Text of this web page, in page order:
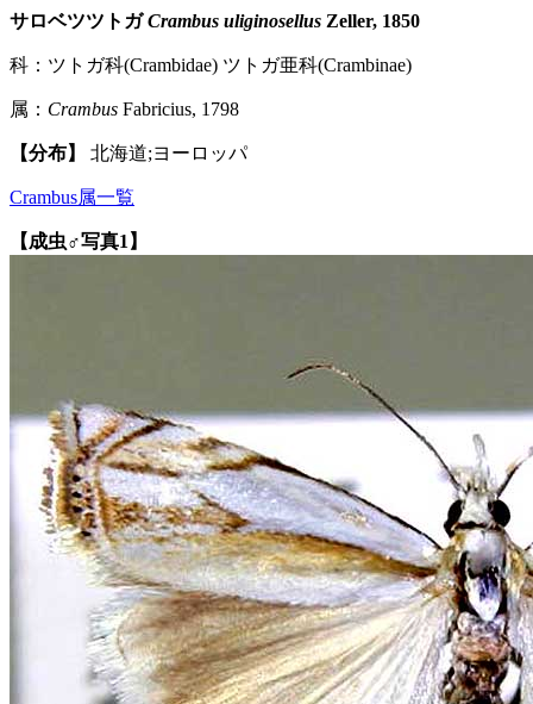
サロベツツトガCrambus uliginosellus Zeller, 1850
科：ツトガ科(Crambidae) ツトガ亜科(Crambinae)
属： Crambus Fabricius, 1798
【分布】 北海道;ヨーロッパ
Crambus属一覧
【成虫♂写真1】